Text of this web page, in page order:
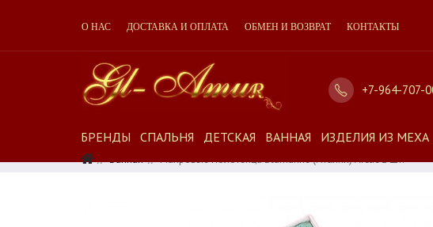
О НАС ДОСТАВКА И ОПЛАТА ОБМЕН И ВОЗВРАТ КОНТАКТЫ
+7-964-707-
БРЕНДЫ СПАЛЬНЯ ДЕТСКАЯ ВАННАЯ ИЗДЕЛИЯ ИЗ МЕХА
Ванная Махровые Полотенца Blumarine (Италия) Arctic 2 Шт.